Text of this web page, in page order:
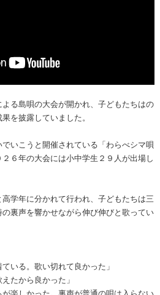
る島唄の大会が開かれ、子どもたちはの
を披露していました。
いこうと開催されている「わらべシマ唄
６年の大会には小中学生２９人が出場し
学年に分かれて行われ、子どもたちは三
裏声を響かせながら伸び伸びと歌ってい
いる。歌い切れて良かった」
たから良かった」